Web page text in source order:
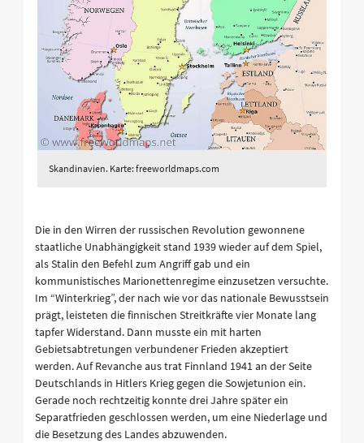
Skandinavien. Karte: freeworldmaps.com
Die in den Wirren der russischen Revolution gewonnene
staatliche Unabhängigkeit stand 1939 wieder auf dem Spiel,
als Stalin den Befehl zum Angriff gab und ein
kommunistisches Marionettenregime einzusetzen versuchte.
Im “Winterkrieg”, der nach wie vor das nationale Bewusstsein
prägt, leisteten die finnischen Streitkräfte vier Monate lang
tapfer Widerstand. Dann musste ein mit harten
Gebietsabtretungen verbundener Frieden akzeptiert
werden. Auf Revanche aus trat Finnland 1941 an der Seite
Deutschlands in Hitlers Krieg gegen die Sowjetunion ein.
Gerade noch rechtzeitig konnte drei Jahre später ein
Separatfrieden geschlossen werden, um eine Niederlage und
die Besetzung des Landes abzuwenden.